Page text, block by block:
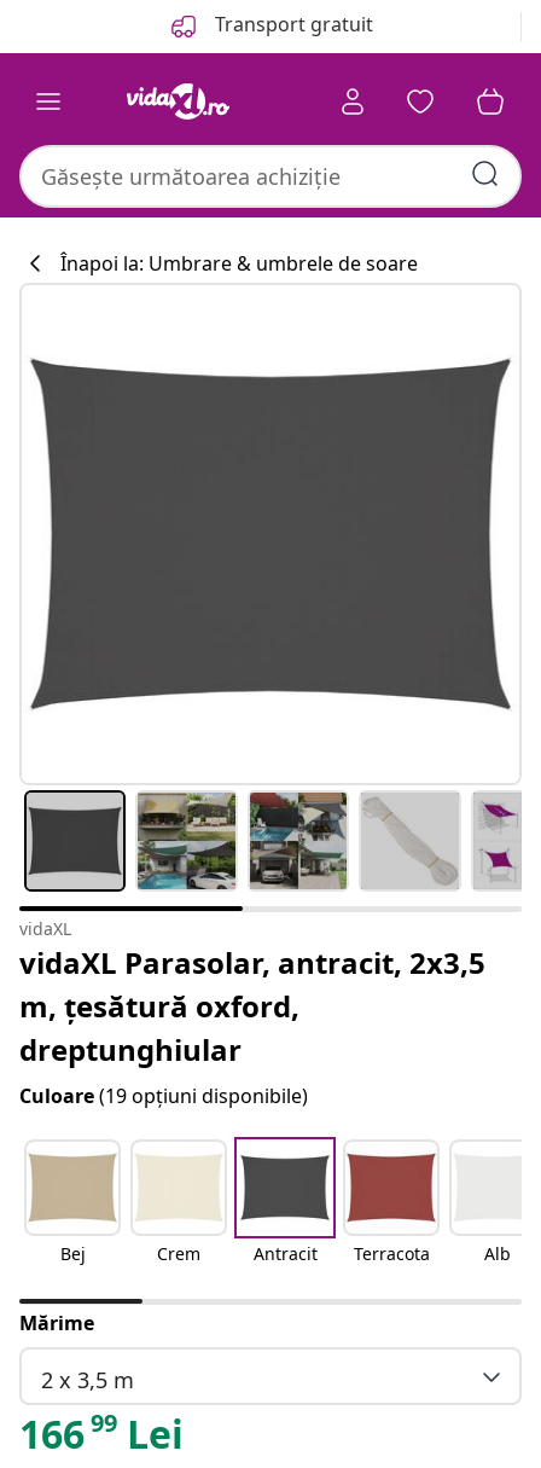
Transport gratuit
Înapoi la: Umbrare & umbrele de soare
vidaXL
vidaXL Parasolar, antracit, 2x3,5
m, țesătură oxford,
dreptunghiular
Culoare(19 opțiuni disponibile)
Bej Crem Antracit Terracota Alb
Mărime
2 x 3,5 m
16699 Lei